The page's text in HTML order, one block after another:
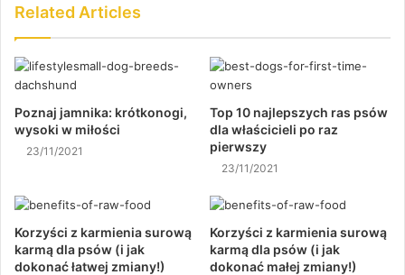
Related Articles
Poznaj jamnika: krótkonogi,
wysoki w miłości
23/11/2021
Top 10 najlepszych ras psów
dla właścicieli po raz
pierwszy
23/11/2021
Korzyści z karmienia surową
karmą dla psów (i jak
dokonać łatwej zmiany!)
Korzyści z karmienia surową
karmą dla psów (i jak
dokonać małej zmiany!)